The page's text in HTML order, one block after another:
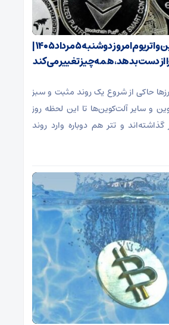
قیمت تتر، بیت‌کوین و اتریوم امروز دوشنبه ۵ مرداد ۱۴۰۵ |
از دست بدهد، همه‌چیز تغییر می‌کند
حاکی از شروع یک روند مثبت و سبز
و سایر آلت‌کوین‌ها تا این لحظه روز
و تتر هم دوباره وارد روند